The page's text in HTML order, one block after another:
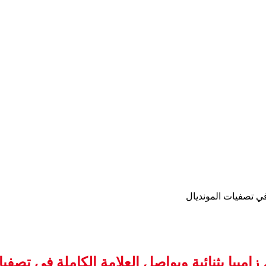
في تصفيات المونديال
بثنائية ويواصل العلامة الكاملة في